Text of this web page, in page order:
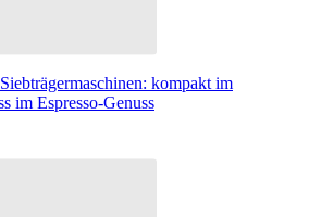
kompakt im
im Espresso-Genuss